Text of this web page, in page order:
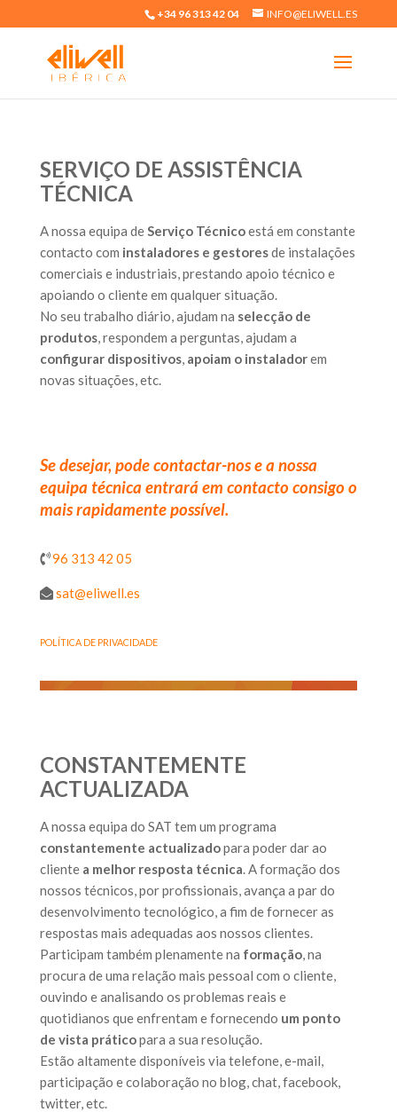
+34 96 313 42 04 INFO@ELIWELL.ES
SERVIÇO DE ASSISTÊNCIA
TÉCNICA
A nossa equipa deServiço Técnicoestá em constante
contacto com instaladores e gestoresde instalações
comerciais e industriais, prestando apoio técnico e
apoiando o cliente em qualquer situação.
No seu trabalho diário, ajudam na selecção de
produtos, respondem a perguntas, ajudam a
configurar dispositivos, apoiam o instaladorem
novas situações, etc.
Se desejar, pode contactar-nos e a nossa
equipa técnica entrará em contacto consigo o
mais rapidamente possível.
96 313 42 05
sat@eliwell.es
POLÍTICA DE PRIVACIDADE
CONSTANTEMENTE
ACTUALIZADA
A nossa equipa do SAT tem um programa
constantemente actualizadopara poder dar ao
clientea melhor resposta técnica. A formação dos
nossos técnicos, por profissionais, avança a par do
desenvolvimento tecnológico, a fim de fornecer as
respostas mais adequadas aos nossos clientes.
Participam também plenamente na formação, na
procura de uma relação mais pessoal com o cliente,
ouvindo e analisando os problemas reais e
quotidianos que enfrentam e fornecendo um ponto
de vista práticopara a sua resolução.
Estão altamente disponíveis via telefone, e-mail,
participação e colaboração no blog, chat, facebook,
twitter, etc.